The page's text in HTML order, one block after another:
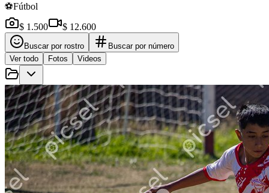
⚽Fútbol
$ 1.500
$ 12.600
Buscar por rostro
Buscar por número
Ver todo
Fotos Videos